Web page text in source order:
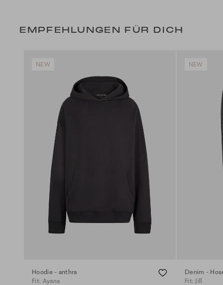
EMPFEHLUNGEN FÜR DICH
NEW
Hoodie - anthra
Fit: Ayana
NEW
Denim -
Fit: Jill